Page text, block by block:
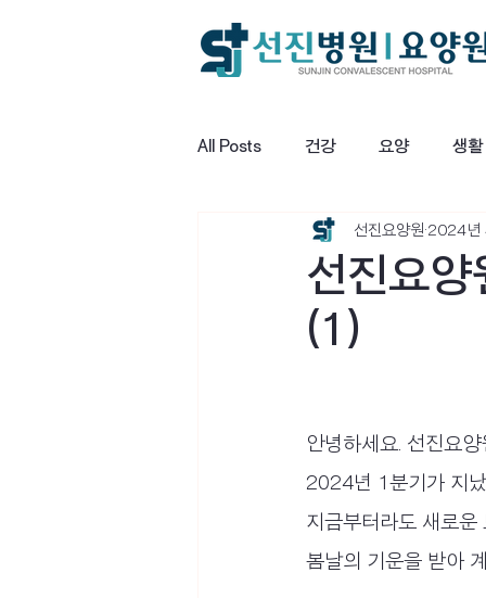
All Posts 건강 요양 생활
선진요양
(1)
선진요양원 2024년
안녕하세요. 선진요양
2024년 1분기가 지
지금부터라도 새로운
봄날의 기운을 받아